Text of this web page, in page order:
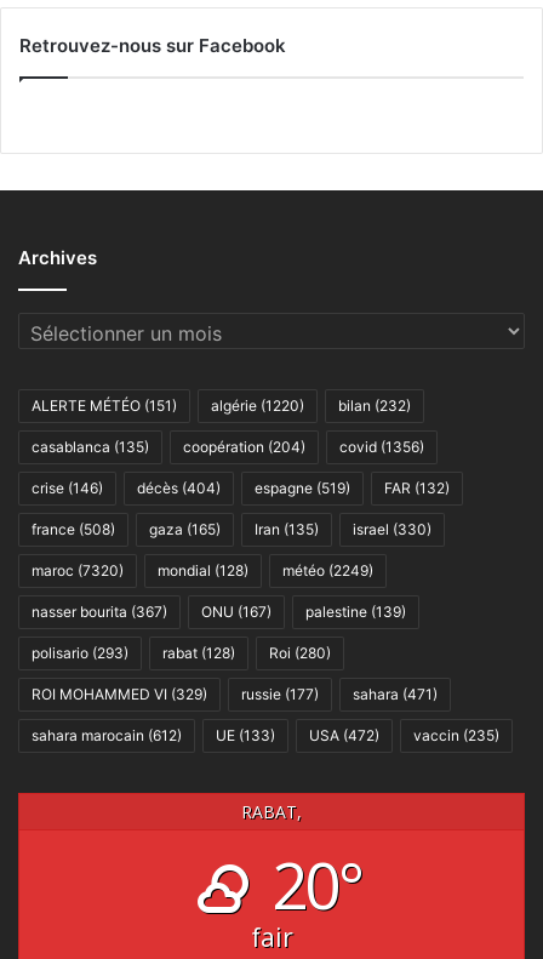
Retrouvez-nous sur Facebook
Archives
Archives
ALERTE MÉTÉO (151) algérie (1220) bilan (232)
casablanca (135) coopération (204) covid (1356)
crise (146) décès (404) espagne (519) FAR (132)
france (508) gaza (165) Iran (135) israel (330)
maroc (7320) mondial (128) météo (2249)
nasser bourita (367) ONU (167) palestine (139)
polisario (293) rabat (128) Roi (280)
ROI MOHAMMED VI (329) russie (177) sahara (471)
sahara marocain (612) UE (133) USA (472) vaccin (235)
RABAT,
20°
fair